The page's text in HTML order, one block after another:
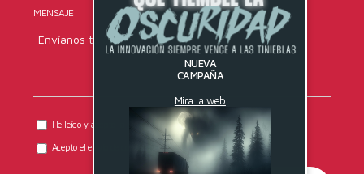
NUEVA
CAMPAÑA
Mira la web
MENSAJE
He leído y acepto la política de privacidad de DYRESEL.
Acepto el envío de comunicaciones comerciales.